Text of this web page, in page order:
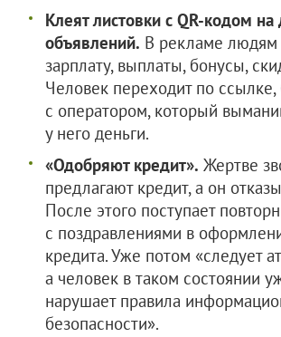
Клеят листовки с QR-кодом на
объявлений. В рекламе
зарплату, выплаты, бонусы,
Человек переходит по ссылке,
с оператором, который
у него деньги.
«Одобряют кредит». Жертве
предлагают кредит, а он
После этого поступает
с поздравлениями в
кредита. Уже потом «следует
а человек в таком состоянии
нарушает правила
безопасности».